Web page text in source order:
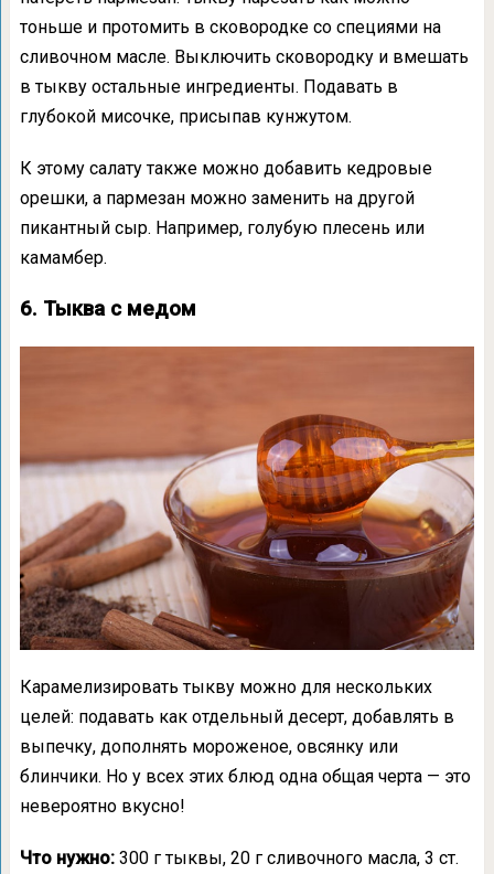
тоньше и протомить в сковородке со специями на
сливочном масле. Выключить сковородку и вмешать
в тыкву остальные ингредиенты. Подавать в
глубокой мисочке, присыпав кунжутом.
К этому салату также можно добавить кедровые
орешки, а пармезан можно заменить на другой
пикантный сыр. Например, голубую плесень или
камамбер.
6. Тыква с медом
Карамелизировать тыкву можно для нескольких
целей: подавать как отдельный десерт, добавлять в
выпечку, дополнять мороженое, овсянку или
блинчики. Но у всех этих блюд одна общая черта — это
невероятно вкусно!
Что нужно:300 г тыквы, 20 г сливочного масла, 3 ст.